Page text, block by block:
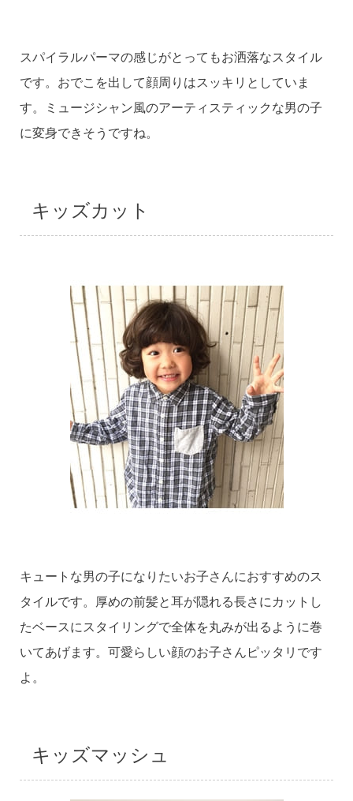
スパイラルパーマの感じがとってもお洒落なスタイル
です。おでこを出して顔周りはスッキリとしていま
す。ミュージシャン風のアーティスティックな男の子
に変身できそうですね。
キッズカット
キュートな男の子になりたいお子さんにおすすめのス
タイルです。厚めの前髪と耳が隠れる長さにカットし
たベースにスタイリングで全体を丸みが出るように巻
いてあげます。可愛らしい顔のお子さんピッタリです
よ。
キッズマッシュ